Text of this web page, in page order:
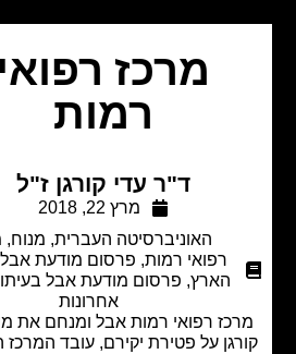
מרכז רפואי
רמות
ד"ר עדי קורגן ז"ל
מרץ 22, 2018
האוניברסיטה העברית,מנוח,מרכז
רפואי רמות,פרסום מודעת אבל בעיתון
הארץ,
פרסום מודעת אבל בעיתון ידיעות
אחרונות
רפואי רמות אבל ומנחם את משפחת
על פטירת יקירם, עובד המרכז הרפואי.